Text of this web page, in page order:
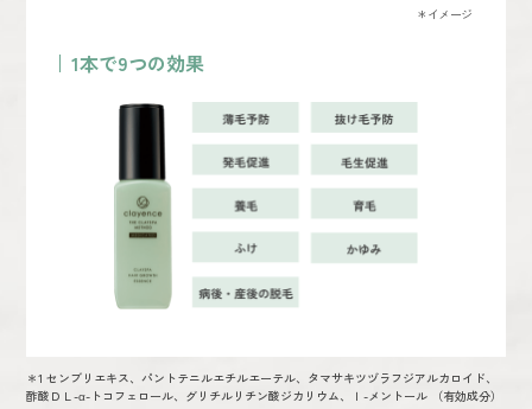
＊イメージ
1本で9つの効果
＊1 センブリエキス、パントテニルエチルエーテル、タマサキツヅラフジアルカロイド、
酢酸ＤＬ-α-トコフェロール、グリチルリチン酸ジカリウム、ｌ-メントール （有効成分）